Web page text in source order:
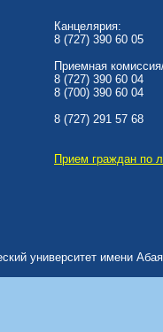
Канцелярия:
8 (727) 390 60 05
Приемная
8 (727) 390 60 04
8 (700) 390 60 04
8 (727) 291 57 68
Прием граждан по
университет имени Абая